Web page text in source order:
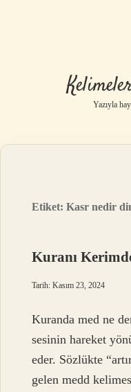
Yazıyla
Etiket:Kasr nedir
Kuranı
Tarih: Kasım 23, 2024
Kuranda med ne
sesinin hareket
eder. Sözlükte
gelen medd